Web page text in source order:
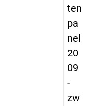
ten
pa
nel
20
09
-
zw